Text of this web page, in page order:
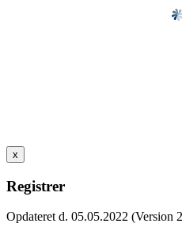
x
Registrer
Opdateret d. 05.05.2022 (Version